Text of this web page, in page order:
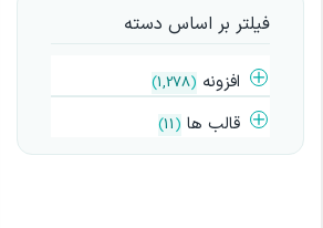
فیلتر بر اساس دسته
افزونه (
1,278
)
قالب ها (
11
)